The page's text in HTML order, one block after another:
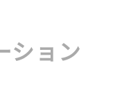
ション